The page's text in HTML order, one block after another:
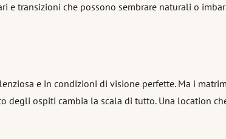
e transizioni che possono sembrare naturali o
e in condizioni di visione perfette. Ma i
ospiti cambia la scala di tutto. Una location